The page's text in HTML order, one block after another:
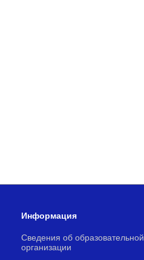
Информация
Сведения об образовательной
организации